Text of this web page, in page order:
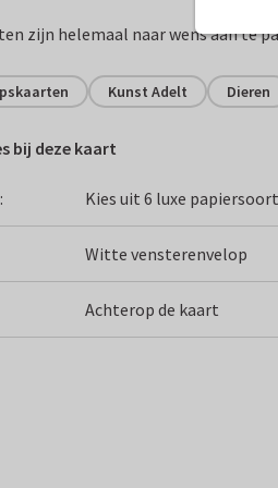
zijn helemaal naar wens aan te
Kunst Adelt Dieren
bij deze kaart
Kies uit 6 luxe
Witte vensterenvelop
Achterop de kaart